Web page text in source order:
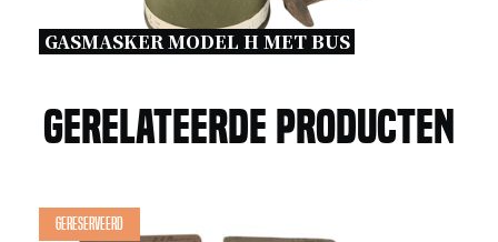
GASMASKER MODEL H MET BUS
Gerelateerde producten
Gereserveerd